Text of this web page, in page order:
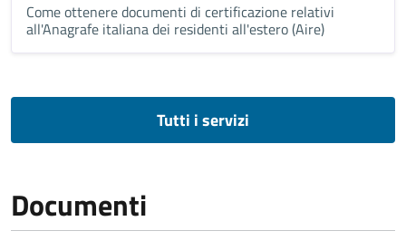
Come ottenere documenti di certificazione relativi
all'Anagrafe italiana dei residenti all'estero (Aire)
Tutti i servizi
Documenti